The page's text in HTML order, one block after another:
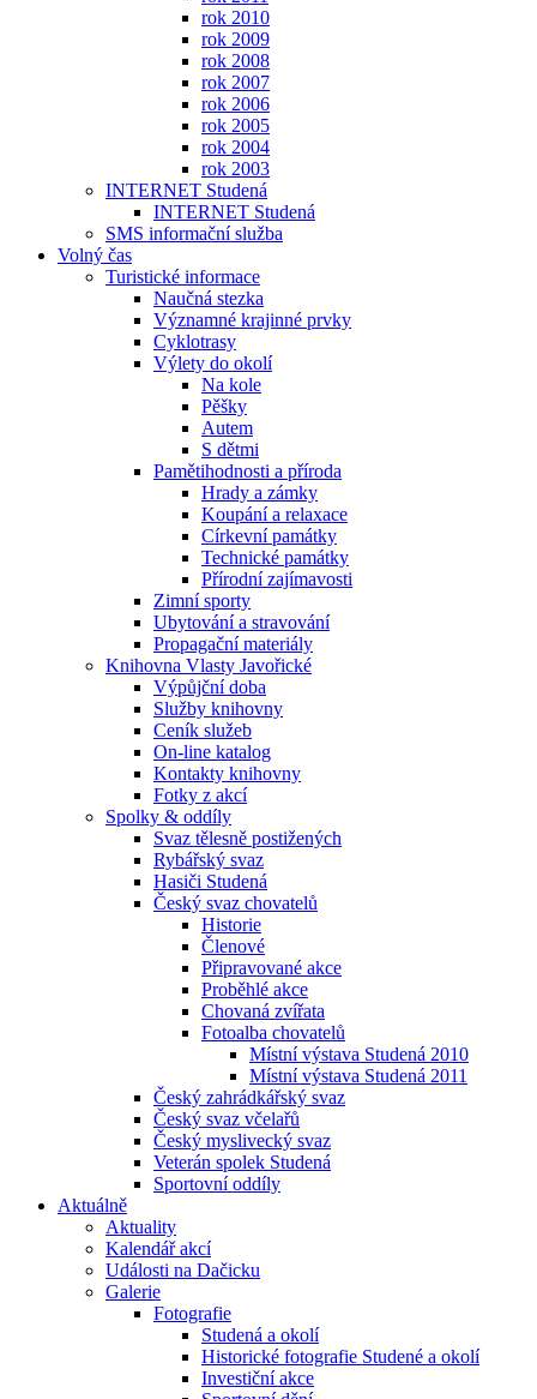
rok 2010
rok 2009
rok 2008
rok 2007
rok 2006
rok 2005
rok 2004
rok 2003
INTERNET Studená
INTERNET Studená
SMS informační služba
Volný čas
Turistické informace
Naučná stezka
Významné krajinné prvky
Cyklotrasy
Výlety do okolí
Na kole
Pěšky
Autem
S dětmi
Pamětihodnosti a příroda
Hrady a zámky
Koupání a relaxace
Církevní památky
Technické památky
Přírodní zajímavosti
Zimní sporty
Ubytování a stravování
Propagační materiály
Knihovna Vlasty Javořické
Výpůjční doba
Služby knihovny
Ceník služeb
On-line katalog
Kontakty knihovny
Fotky z akcí
Spolky & oddíly
Svaz tělesně postižených
Rybářský svaz
Hasiči Studená
Český svaz chovatelů
Historie
Členové
Připravované akce
Proběhlé akce
Chovaná zvířata
Fotoalba chovatelů
Místní výstava Studená 2010
Místní výstava Studená 2011
Český zahrádkářský svaz
Český svaz včelařů
Český myslivecký svaz
Veterán spolek Studená
Sportovní oddíly
Aktuálně
Aktuality
Kalendář akcí
Události na Dačicku
Galerie
Fotografie
Studená a okolí
Historické fotografie Studené a okolí
Investiční akce